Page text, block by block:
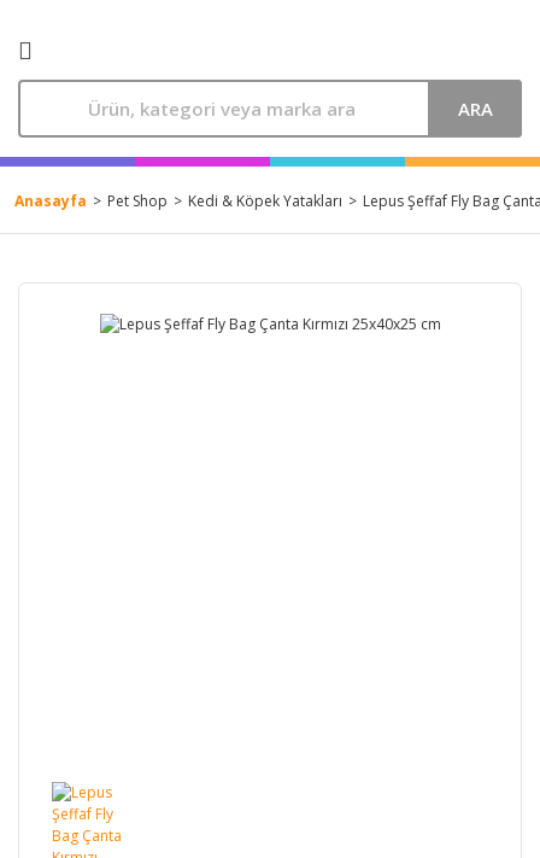
ARA
Anasayfa Pet Shop Kedi & Köpek Yatakları Lepus Şeffaf Fly Bag